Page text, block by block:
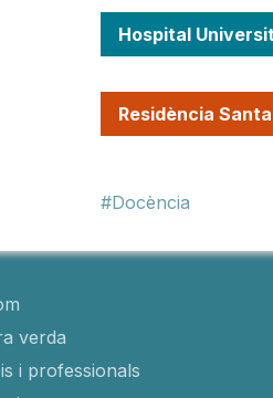
Hospital
Residència
Docència
verda
i professionals